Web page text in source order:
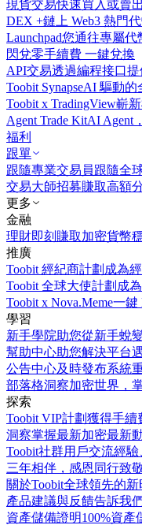
現貨交易快速買入或賣
DEX +鏈上 Web3 熱門
Launchpad您通往專屬代
閃兌零手續費 一鍵兌換
API交易透過編程接口
Toobit SynapseAI 驅動的
Toobit x TradingView嶄
Agent Trade KitAI Agent
福利
跟單
跟隨專業交易員跟隨全
交易大師招募賺取高額
更多
金融
理財即刻賺取加密貨幣
推廣
Toobit 經紀商計劃 成為
Toobit 全球大使計劃 成
Toobit x Nova.Meme一鍵
學習
新手學院助您從新手蛻
幫助中心助您解決平台
公告中心及時發布系統
部落格洞察加密世界，
探索
Toobit VIP計劃獲得手續
洞察掌握最新加密最新
Toobit社群用戶交流經
三年相伴，感恩同行致
關於Toobit全球領先的
產品建議與反饋告訴我
資產儲備證明100%資產